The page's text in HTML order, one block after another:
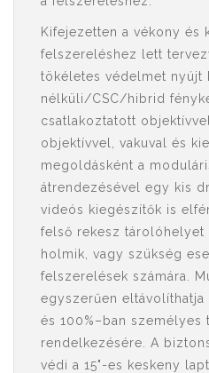
Kifejezetten a vékony és
felszereléshez lett
tökéletes védelmet nyújt
nélküli/CSC/hibrid
csatlakoztatott
objektívvel, vakuval és
megoldásként a
átrendezésével egy kis
videós kiegészítők is
felső rekesz tárolóhelyet
holmik, vagy szükség
felszerelések számára.
egyszerűen eltávolíthatja
és 100%–ban személyes
rendelkezésére. A
védi a 15"-es keskeny